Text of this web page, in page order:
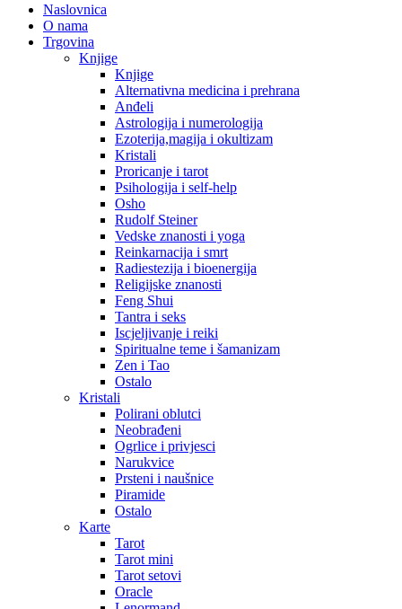
Naslovnica
O nama
Trgovina
Knjige
Knjige
Alternativna medicina i prehrana
Anđeli
Astrologija i numerologija
Ezoterija,magija i okultizam
Kristali
Proricanje i tarot
Psihologija i self-help
Osho
Rudolf Steiner
Vedske znanosti i yoga
Reinkarnacija i smrt
Radiestezija i bioenergija
Religijske znanosti
Feng Shui
Tantra i seks
Iscjeljivanje i reiki
Spiritualne teme i šamanizam
Zen i Tao
Ostalo
Kristali
Polirani oblutci
Neobrađeni
Ogrlice i privjesci
Narukvice
Prsteni i naušnice
Piramide
Ostalo
Karte
Tarot
Tarot mini
Tarot setovi
Oracle